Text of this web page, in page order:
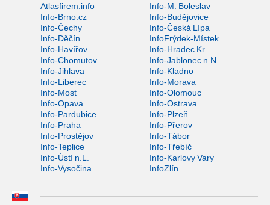
Atlasfirem.info
Info-M. Boleslav
Info-Brno.cz
Info-Budějovice
Info-Čechy
Info-Česká Lípa
Info-Děčín
InfoFrýdek-Místek
Info-Havířov
Info-Hradec Kr.
Info-Chomutov
Info-Jablonec n.N.
Info-Jihlava
Info-Kladno
Info-Liberec
Info-Morava
Info-Most
Info-Olomouc
Info-Opava
Info-Ostrava
Info-Pardubice
Info-Plzeň
Info-Praha
Info-Přerov
Info-Prostějov
Info-Tábor
Info-Teplice
Info-Třebíč
Info-Ústí n.L.
Info-Karlovy Vary
Info-Vysočina
InfoZlín